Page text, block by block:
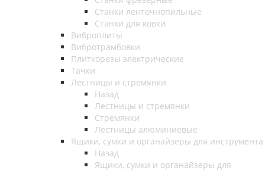
Станки ленточнопильные
Станки для ковки
Виброплиты
Вибротрамбовки
Плиткорезы электрические
Тачки
Лестницы и стремянки
Назад
Лестницы и стремянки
Стремянки
Лестницы алюминиевые
Ящики, сумки и органайзеры для инструмента
Назад
Ящики, сумки и органайзеры для